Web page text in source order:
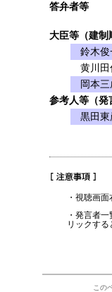
答弁者等
大臣等（建制
鈴木俊
黄川田
岡本三
参考人等（発
黒田東
・視聴画
・発言者
リックする
この